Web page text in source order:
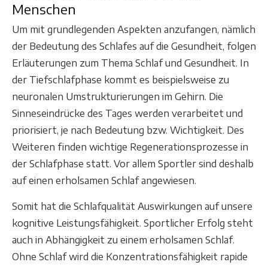
Menschen
Um mit grundlegenden Aspekten anzufangen, nämlich
der Bedeutung des Schlafes auf die Gesundheit, folgen
Erläuterungen zum Thema Schlaf und Gesundheit. In
der Tiefschlafphase kommt es beispielsweise zu
neuronalen Umstrukturierungen im Gehirn. Die
Sinneseindrücke des Tages werden verarbeitet und
priorisiert, je nach Bedeutung bzw. Wichtigkeit. Des
Weiteren finden wichtige Regenerationsprozesse in
der Schlafphase statt. Vor allem Sportler sind deshalb
auf einen erholsamen Schlaf angewiesen.
Somit hat die Schlafqualität Auswirkungen auf unsere
kognitive Leistungsfähigkeit. Sportlicher Erfolg steht
auch in Abhängigkeit zu einem erholsamen Schlaf.
Ohne Schlaf wird die Konzentrationsfähigkeit rapide